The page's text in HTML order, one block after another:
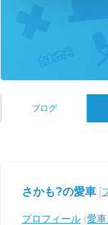
ブログ
さかも?の愛車 [
プロフィール (愛